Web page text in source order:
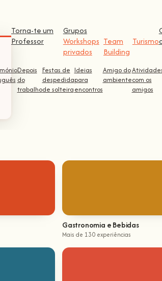
Depois
do
trabalho
Festas de
despedida
de solteira
Ideias
para
encontros
Amigo do
ambientecom os
amigos
Torna-te um
Professor
Grupos
Workshops
privados
Team
Building
Turismo
Gastronomia e Bebidas
Mais de 130 experiências